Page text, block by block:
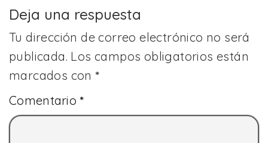
Deja una respuesta
Tu dirección de correo electrónico no será
publicada. Los campos obligatorios están
marcados con*
Comentario*